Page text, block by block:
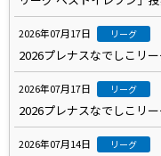
2026年07月17日 リーグ
2026プレナスなでしこリ
2026年07月17日 リーグ
2026プレナスなでしこリ
2026年07月14日 リーグ